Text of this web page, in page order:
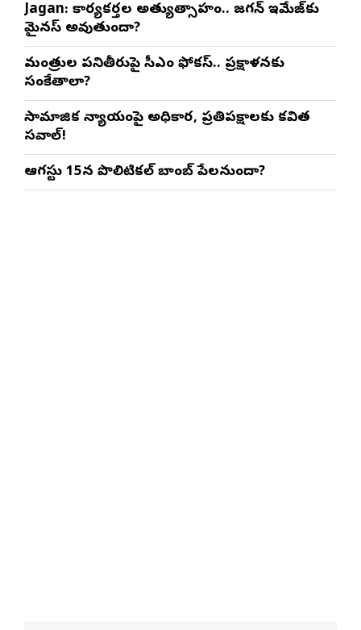
Jagan: కార్యకర్తల అత్యుత్సాహం.. జగన్ ఇమేజ్‌కు
మైనస్ అవుతుందా?
మంత్రుల పనితీరుపై సీఎం ఫోకస్.. ప్రక్షాళనకు
సంకేతాలా?
సామాజిక న్యాయంపై అధికార, ప్రతిపక్షాలకు కవిత
సవాల్!
ఆగస్టు 15న పొలిటికల్ బాంబ్ పేలనుందా?